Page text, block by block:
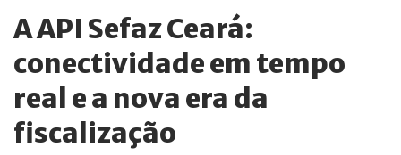
AAPI Sefaz Ceará:
conectividade em tempo
real e a nova era da
fiscalização